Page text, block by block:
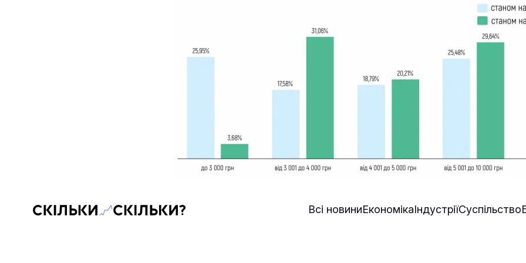
Скільки-скільки? — Медіа про суспільні дані Всі новиниЕкономікаІндустріїСуспільство